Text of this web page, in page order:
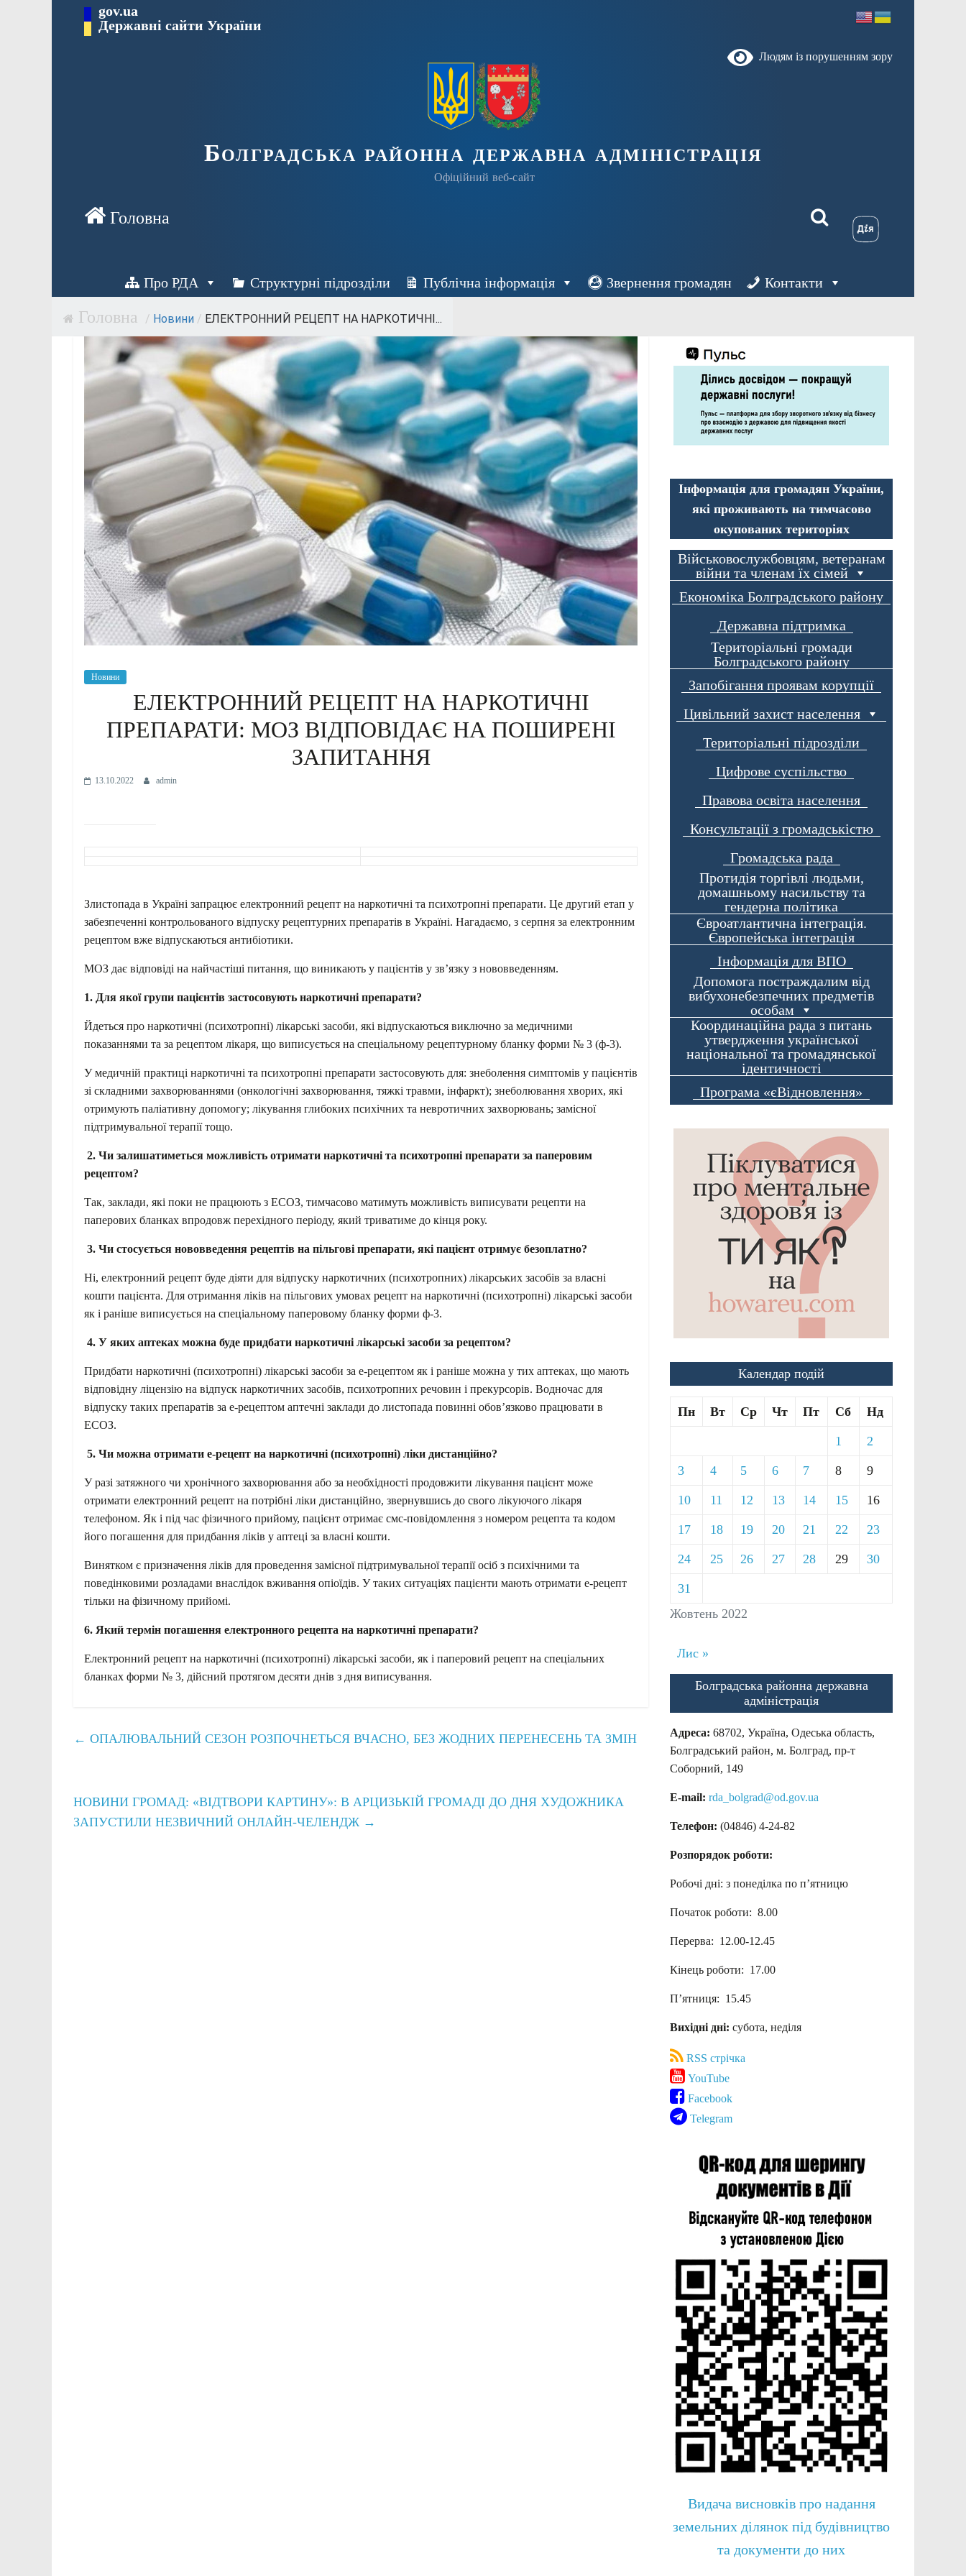
Перейти gov.ua
Державні сайти України
Людям із порушенням зору
Болградська районна державна адміністрація
Офіційний веб-сайт
Про РДА Структурні підрозділи Публічна інформація Звернення громадян Контакти
/ Новини / ЕЛЕКТРОННИЙ РЕЦЕПТ НА НАРКОТИЧНІ...
Новини
ЕЛЕКТРОННИЙ РЕЦЕПТ НА НАРКОТИЧНІ
ПРЕПАРАТИ: МОЗ ВІДПОВІДАЄ НА ПОШИРЕНІ
ЗАПИТАННЯ
13.10.2022 admin
Злистопада в Україні запрацює електронний рецепт на наркотичні та психотропні препарати. Це другий етап у
забезпеченні контрольованого відпуску рецептурних препаратів в Україні. Нагадаємо, з серпня за електронним
рецептом вже відпускаються антибіотики.
МОЗ дає відповіді на найчастіші питання, що виникають у пацієнтів у зв’язку з нововведенням.
1. Для якої групи пацієнтів застосовують наркотичні препарати?
Йдеться про наркотичні (психотропні) лікарські засоби, які відпускаються виключно за медичними
показаннями та за рецептом лікаря, що виписується на спеціальному рецептурному бланку форми № 3 (ф-3).
У медичній практиці наркотичні та психотропні препарати застосовують для: знеболення симптомів у пацієнтів
зі складними захворюваннями (онкологічні захворювання, тяжкі травми, інфаркт); знеболювання хворих, які
отримують паліативну допомогу; лікування глибоких психічних та невротичних захворювань; замісної
підтримувальної терапії тощо.
2. Чи залишатиметься можливість отримати наркотичні та психотропні препарати за паперовим
рецептом?
Так, заклади, які поки не працюють з ЕСОЗ, тимчасово матимуть можливість виписувати рецепти на
паперових бланках впродовж перехідного періоду, який триватиме до кінця року.
3. Чи стосується нововведення рецептів на пільгові препарати, які пацієнт отримує безоплатно?
Ні, електронний рецепт буде діяти для відпуску наркотичних (психотропних) лікарських засобів за власні
кошти пацієнта. Для отримання ліків на пільгових умовах рецепт на наркотичні (психотропні) лікарські засоби
як і раніше виписується на спеціальному паперовому бланку форми ф-3.
4. У яких аптеках можна буде придбати наркотичні лікарські засоби за рецептом?
Придбати наркотичні (психотропні) лікарські засоби за е-рецептом як і раніше можна у тих аптеках, що мають
відповідну ліцензію на відпуск наркотичних засобів, психотропних речовин і прекурсорів. Водночас для
відпуску таких препаратів за е-рецептом аптечні заклади до листопада повинні обов’язково працювати в
ЕСОЗ.
5. Чи можна отримати е-рецепт на наркотичні (психотропні) ліки дистанційно?
У разі затяжного чи хронічного захворювання або за необхідності продовжити лікування пацієнт може
отримати електронний рецепт на потрібні ліки дистанційно, звернувшись до свого лікуючого лікаря
телефоном. Як і під час фізичного прийому, пацієнт отримає смс-повідомлення з номером рецепта та кодом
його погашення для придбання ліків у аптеці за власні кошти.
Винятком є призначення ліків для проведення замісної підтримувальної терапії осіб з психічними та
поведінковими розладами внаслідок вживання опіоїдів. У таких ситуаціях пацієнти мають отримати е-рецепт
тільки на фізичному прийомі.
6. Який термін погашення електронного рецепта на наркотичні препарати?
Електронний рецепт на наркотичні (психотропні) лікарські засоби, як і паперовий рецепт на спеціальних
бланках форми № 3, дійсний протягом десяти днів з дня виписування.
← ОПАЛЮВАЛЬНИЙ СЕЗОН РОЗПОЧНЕТЬСЯ ВЧАСНО, БЕЗ ЖОДНИХ ПЕРЕНЕСЕНЬ ТА ЗМІН
НОВИНИ ГРОМАД: «ВІДТВОРИ КАРТИНУ»: В АРЦИЗЬКІЙ ГРОМАДІ ДО ДНЯ ХУДОЖНИКА
ЗАПУСТИЛИ НЕЗВИЧНИЙ ОНЛАЙН-ЧЕЛЕНДЖ →
Інформація для громадян України,
які проживають на тимчасово
окупованих територіях
Військовослужбовцям, ветеранам
війни та членам їх сімей
Економіка Болградського району
Державна підтримка
Територіальні громади
Болградського району
Запобігання проявам корупції
Цивільний захист населення
Територіальні підрозділи
Цифрове суспільство
Правова освіта населення
Консультації з громадськістю
Громадська рада
Протидія торгівлі людьми,
домашньому насильству та
гендерна політика
Євроатлантична інтеграція.
Європейська інтеграція
Інформація для ВПО
Допомога постраждалим від
вибухонебезпечних предметів
особам
Координаційна рада з питань
утвердження української
національної та громадянської
ідентичності
Програма «єВідновлення»
Календар подій
Жовтень 2022
Пн Вт Ср Чт Пт Сб Нд
1 2
3 4 5 6 7 8 9
10 11 12 13 14 15 16
17 18 19 20 21 22 23
24 25 26 27 28 29 30
31
Лис »
Болградська районна державна
адміністрація
Адреса: 68702, Україна, Одеська область,
Болградський район, м. Болград, пр-т
Соборний, 149
E-mail: rda_bolgrad@od.gov.ua
Телефон: (04846) 4-24-82
Розпорядок роботи:
Робочі дні: з понеділка по п’ятницю
Початок роботи: 8.00
Перерва: 12.00-12.45
Кінець роботи: 17.00
П’ятниця: 15.45
Вихідні дні: субота, неділя
RSS стрічка
YouTube
Facebook
Telegram
Видача висновків про надання
земельних ділянок під будівництво
та документи до них